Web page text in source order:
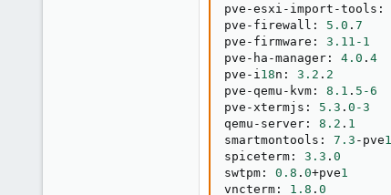
pve-esxi-import-tools :
pve-firewall : 5.0 . 7
pve-firmware : 3.11 -1
pve-ha-manager : 4.0 . 4
pve-i18n : 3.2 . 2
pve-qemu-kvm : 8.1 . 5 -6
pve-xtermjs : 5.3 . 0 -3
qemu-server : 8.2 . 1
smartmontools : 7.3 -pve1
spiceterm : 3.3 . 0
swtpm : 0.8 . 0+pve1
vncterm : 1.8 . 0